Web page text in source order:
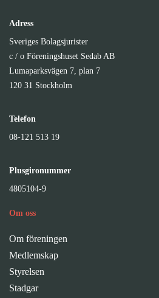
Adress
Sveriges Bolagsjurister
c / o Föreningshuset Sedab AB
Lumaparksvägen 7, plan 7
120 31 Stockholm
Telefon
08-121 513 19
Plusgironummer
4805104-9
Om oss
Om föreningen
Medlemskap
Styrelsen
Stadgar